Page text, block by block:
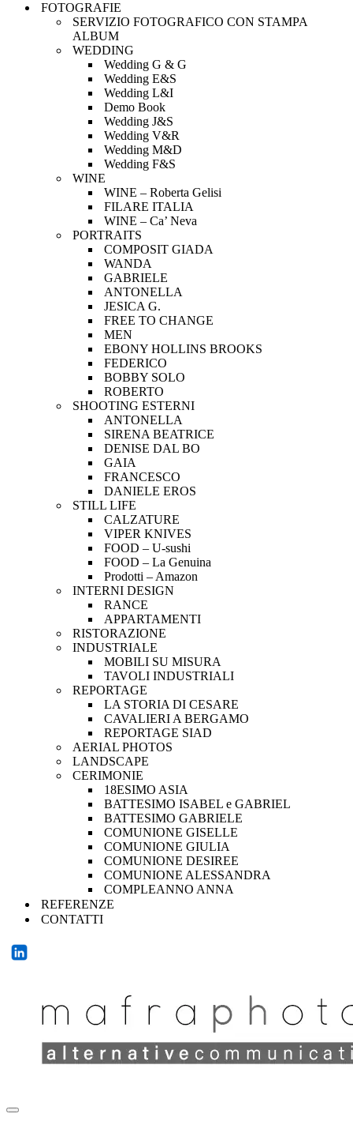
FOTOGRAFIE
SERVIZIO FOTOGRAFICO CON STAMPA
ALBUM
WEDDING
Wedding G & G
Wedding E&S
Wedding L&I
Demo Book
Wedding J&S
Wedding V&R
Wedding M&D
Wedding F&S
WINE
WINE – Roberta Gelisi
FILARE ITALIA
WINE – Ca’ Neva
PORTRAITS
COMPOSIT GIADA
WANDA
GABRIELE
ANTONELLA
JESICA G.
FREE TO CHANGE
MEN
EBONY HOLLINS BROOKS
FEDERICO
BOBBY SOLO
ROBERTO
SHOOTING ESTERNI
ANTONELLA
SIRENA BEATRICE
DENISE DAL BO
GAIA
FRANCESCO
DANIELE EROS
STILL LIFE
CALZATURE
VIPER KNIVES
FOOD – U-sushi
FOOD – La Genuina
Prodotti – Amazon
INTERNI DESIGN
RANCE
APPARTAMENTI
RISTORAZIONE
INDUSTRIALE
MOBILI SU MISURA
TAVOLI INDUSTRIALI
REPORTAGE
LA STORIA DI CESARE
CAVALIERI A BERGAMO
REPORTAGE SIAD
AERIAL PHOTOS
LANDSCAPE
CERIMONIE
18ESIMO ASIA
BATTESIMO ISABEL e GABRIEL
BATTESIMO GABRIELE
COMUNIONE GISELLE
COMUNIONE GIULIA
COMUNIONE DESIREE
COMUNIONE ALESSANDRA
COMPLEANNO ANNA
REFERENZE
CONTATTI